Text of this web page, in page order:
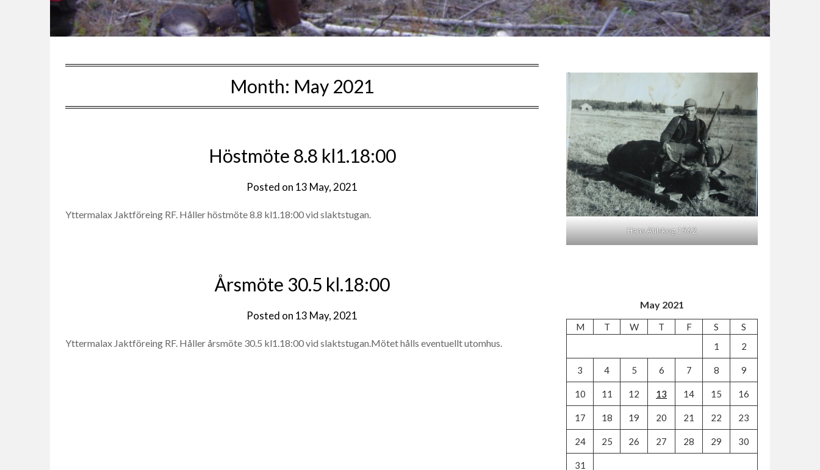
Month: May 2021
Höstmöte 8.8 kl1.18:00
Posted on 13 May, 2021
Yttermalax Jaktföreing RF. Håller höstmöte 8.8 kl1.18:00 vid slaktstugan.
Årsmöte 30.5 kl.18:00
Posted on 13 May, 2021
Yttermalax Jaktföreing RF. Håller årsmöte 30.5 kl1.18:00 vid slaktstugan.Mötet hålls eventuellt utomhus.
Hans Ahlskog 1962
May 2021
M T W T F S
S
1
2
3 4 5 6 7 8 9
10 11 12 13 14 15 16
17 18 19 20 21 22 23
24 25 26 27 28 29 30
31